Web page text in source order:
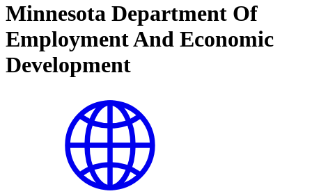
Minnesota Department Of
Employment And Economic
Development